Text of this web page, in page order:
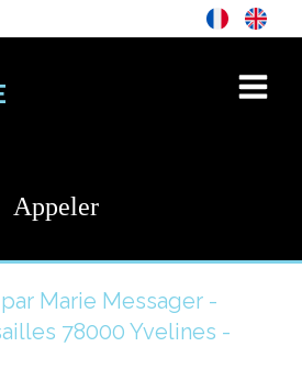
Appeler
Marie Messager -
78000 Yvelines -